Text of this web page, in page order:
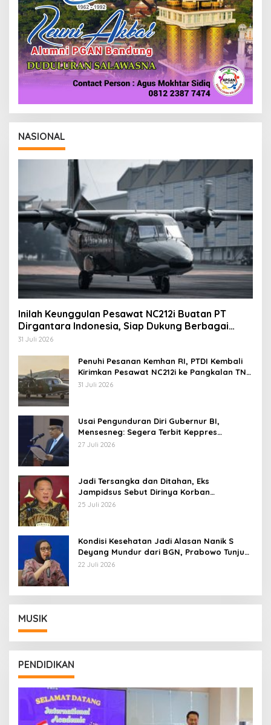
NASIONAL
Inilah Keunggulan Pesawat NC212i Buatan PT
Dirgantara Indonesia, Siap Dukung Berbagai
Operasi TNI
31 Juli 2026
Penuhi Pesanan Kemhan RI, PTDI Kembali
Kirimkan Pesawat NC212i ke Pangkalan TNI
AU
31 Juli 2026
Usai Pengunduran Diri Gubernur BI,
Mensesneg: Segera Terbit Keppres
Pemberhentian dengan Hormat
27 Juli 2026
Jadi Tersangka dan Ditahan, Eks
Jampidsus Sebut Dirinya Korban
Kriminalisasi
25 Juli 2026
Kondisi Kesehatan Jadi Alasan Nanik S
Deyang Mundur dari BGN, Prabowo Tunjuk
Wamentan Sudaryono
22 Juli 2026
MUSIK
PENDIDIKAN